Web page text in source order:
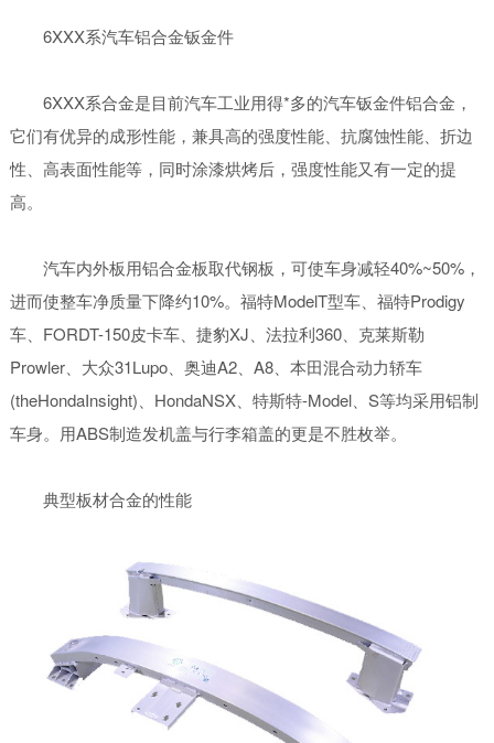
6XXX系汽车铝合金钣金件
6XXX系合金是目前汽车工业用得*多的汽车钣金件铝合金，
它们有优异的成形性能，兼具高的强度性能、抗腐蚀性能、折边
性、高表面性能等，同时涂漆烘烤后，强度性能又有一定的提
高。
汽车内外板用铝合金板取代钢板，可使车身减轻40%~50%，
进而使整车净质量下降约10%。福特ModelT型车、福特Prodigy
车、FORDT-150皮卡车、捷豹XJ、法拉利360、克莱斯勒
Prowler、大众31Lupo、奥迪A2、A8、本田混合动力轿车
(theHondaInsight)、HondaNSX、特斯特-Model、S等均采用铝制
车身。用ABS制造发机盖与行李箱盖的更是不胜枚举。
典型板材合金的性能